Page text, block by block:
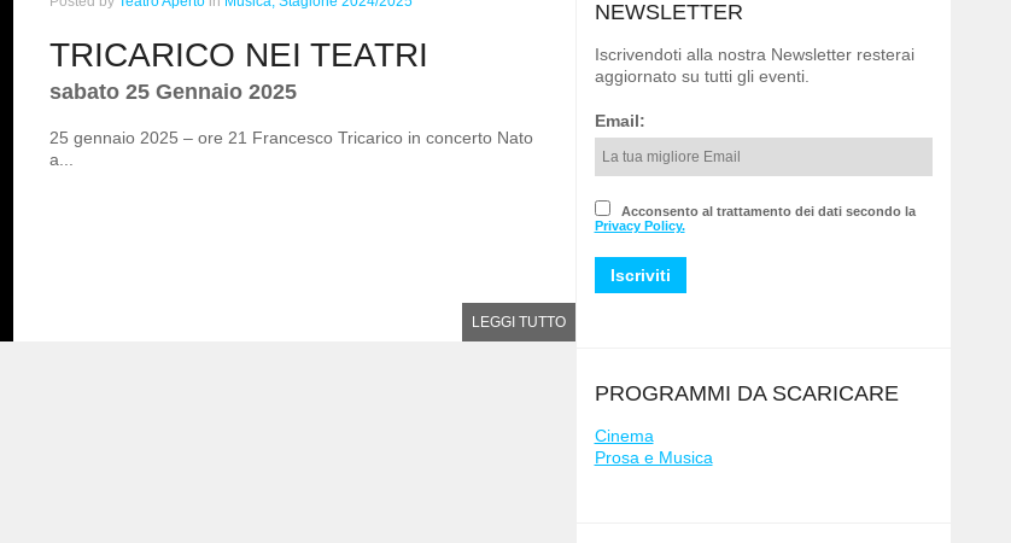
TRICARICO NEI TEATRI
sabato 25 Gennaio 2025
25 gennaio 2025 – ore 21 Francesco Tricarico in concerto Nato
a...
LEGGI TUTTO
NEWSLETTER
Iscrivendoti alla nostra Newsletter resterai
aggiornato su tutti gli eventi.
Email:
Acconsento al trattamento dei dati secondo la
Privacy Policy.
PROGRAMMI DA SCARICARE
Cinema
Prosa e Musica